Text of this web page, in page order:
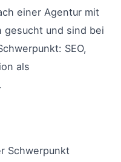
einer Agentur mit
gesucht und sind bei
SEO,
als
Schwerpunkt